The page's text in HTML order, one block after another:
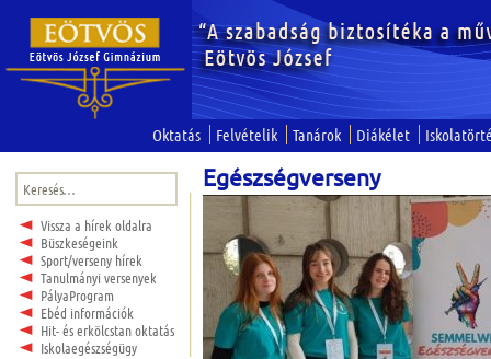
Oktatás Felvételik Tanárok Diákélet
Keresés:
Vissza a hírek oldalra
Büszkeségeink
Sport/verseny hírek
Tanulmányi versenyek
PályaProgram
Ebéd információk
Hit- és erkölcstan oktatás
Iskolaegészségügy
Egészségverseny